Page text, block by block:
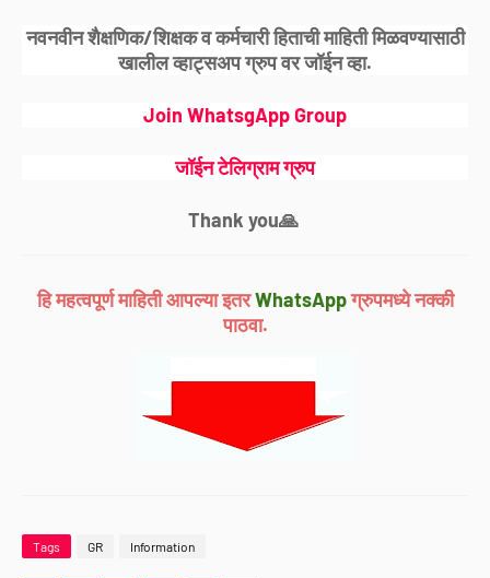
नवनवीन शैक्षणिक/शिक्षक व कर्मचारी हिताची माहिती मिळवण्यासाठी
खालील व्हाट्सअप ग्रुप वर जॉईन व्हा.
Join WhatsgApp Group
जॉईन टेलिग्राम ग्रुप
Thank you🙏
हि महत्वपूर्ण माहिती आपल्या इतर WhatsAppग्रुपमध्ये नक्की
पाठवा.
Tags GR Information